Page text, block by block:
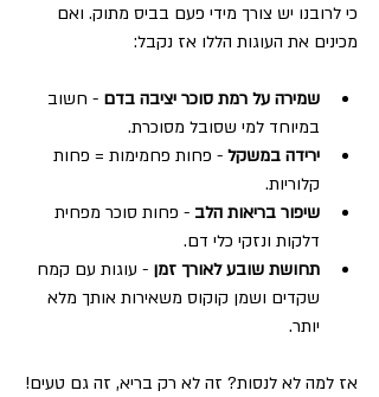
כי לרובנו יש צורך מידי פעם בביס מתוק. ואם
מכינים את העוגות הללו אז נקבל:
שמירה על רמת סוכר יציבה בדם - חשוב
במיוחד למי שסובל מסוכרת.
ירידה במשקל - פחות פחמימות = פחות
קלוריות.
שיפור בריאות הלב - פחות סוכר מפחית
דלקות ונזקי כלי דם.
תחושת שובע לאורך זמן - עוגות עם קמח
שקדים ושמן קוקוס משאירות אותך מלא
יותר.
אז למה לא לנסות? זה לא רק בריא, זה גם טעים!